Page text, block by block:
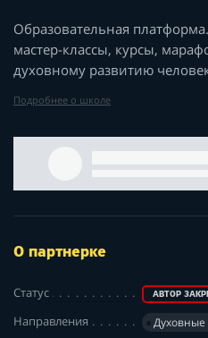
Образовательная
мастер-классы, курсы,
духовному развитию
Подробнее о школе
О партнерке
Статус АВТОР
Направления Духовные